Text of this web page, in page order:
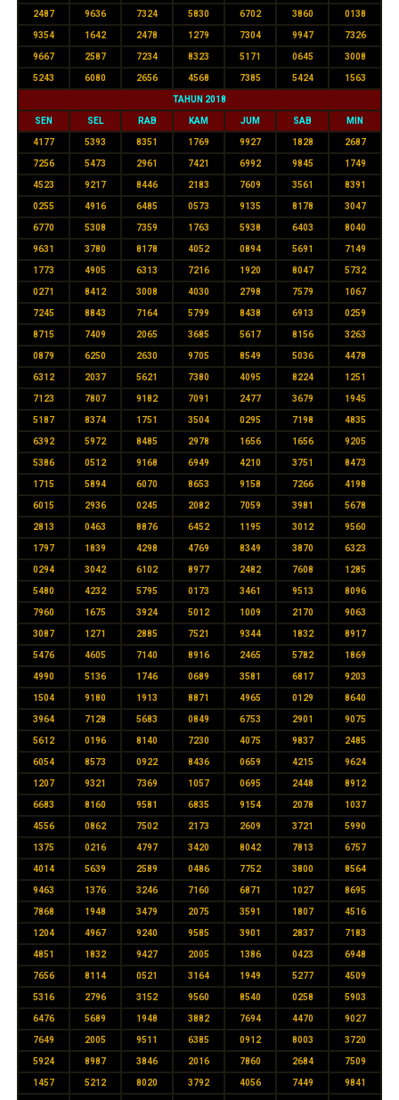
2487 9636 7324 5830 6702 3860 0138
9354 1642 2478 1279 7304 9947 7326
9667 2587 7234 8323 5171 0645 3008
5243 6080 2656 4568 7385 5424 1563
TAHUN 2018
SEN SEL RAB KAM JUM SAB MIN
4177 5393 8351 1769 9927 1828 2687
7256 5473 2961 7421 6992 9845 1749
4523 9217 8446 2183 7609 3561 8391
0255 4916 6485 0573 9135 8178 3047
6770 5308 7359 1763 5938 6403 8040
9631 3780 8178 4052 0894 5691 7149
1773 4905 6313 7216 1920 8047 5732
0271 8412 3008 4030 2798 7579 1067
7245 8843 7164 5799 8438 6913 0259
8715 7409 2065 3685 5617 8156 3263
0879 6250 2630 9705 8549 5036 4478
6312 2037 5621 7380 4095 8224 1251
7123 7807 9182 7091 2477 3679 1945
5187 8374 1751 3504 0295 7198 4835
6392 5972 8485 2978 1656 1656 9205
5386 0512 9168 6949 4210 3751 8473
1715 5894 6070 8653 9158 7266 4198
6015 2936 0245 2082 7059 3981 5678
2813 0463 8876 6452 1195 3012 9560
1797 1839 4298 4769 8349 3870 6323
0294 3042 6102 8977 2482 7608 1285
5480 4232 5795 0173 3461 9513 8096
7960 1675 3924 5012 1009 2170 9063
3087 1271 2885 7521 9344 1832 8917
5476 4605 7140 8916 2465 5782 1869
4990 5136 1746 0689 3581 6817 9203
1504 9180 1913 8871 4965 0129 8640
3964 7128 5683 0849 6753 2901 9075
5612 0196 8140 7230 4075 9837 2485
6054 8573 0922 8436 0659 4215 9624
1207 9321 7369 1057 0695 2448 8912
6683 8160 9581 6835 9154 2078 1037
4556 0862 7502 2173 2609 3721 5990
1375 0216 4797 3420 8042 7813 6757
4014 5639 2589 0486 7752 3800 8564
9463 1376 3246 7160 6871 1027 8695
7868 1948 3479 2075 3591 1807 4516
1204 4967 9240 9585 3901 2837 7183
4851 1832 9427 2005 1386 0423 6948
7656 8114 0521 3164 1949 5277 4509
5316 2796 3152 9560 8540 0258 5903
6476 5689 1948 3882 7694 4470 9027
7649 2005 9511 6385 0912 8003 3720
5924 8987 3846 2016 7860 2684 7509
1457 5212 8020 3792 4056 7449 9841